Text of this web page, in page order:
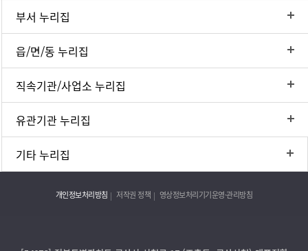
부서 누리집
읍/면/동 누리집
직속기관/사업소 누리집
유관기관 누리집
기타 누리집
개인정보처리방침 저작권 정책 영상정보처리기기운영·관리방침